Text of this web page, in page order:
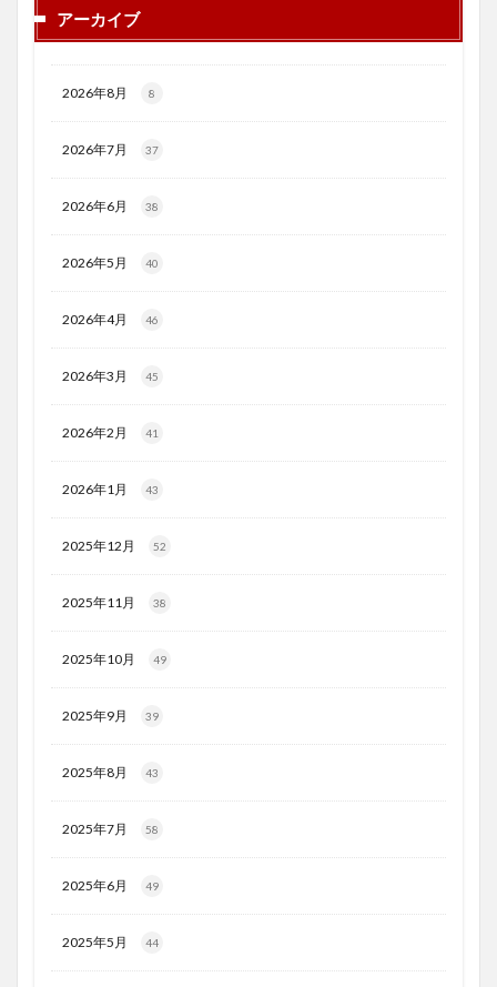
アーカイブ
2026年8月 8
2026年7月 37
2026年6月 38
2026年5月 40
2026年4月 46
2026年3月 45
2026年2月 41
2026年1月 43
2025年12月 52
2025年11月 38
2025年10月 49
2025年9月 39
2025年8月 43
2025年7月 58
2025年6月 49
2025年5月 44